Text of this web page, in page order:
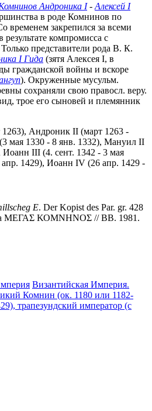
Андроника I- Алексей I
в роде Комнинов по
закрепился за всеми
компромисса с
представители рода В. К.
I Гида (зятя Алексея I, в
гражданской войны и вскоре
). Окруженные мусульм.
сохраняли свою правосл. веру.
трое его сыновей и племянник
Андроник II (март 1263 -
мая 1330 - 8 янв. 1332), Мануил II
III (4. сент. 1342 - 3 мая
1429), Иоанн IV (26 апр. 1429 -
E. Der Kopist des Par. gr. 428
ΜΕΓΑΣ ΚΟΜΝΗΝΟΣ // ВВ. 1981.
Византийская Империя.
Комнин (ок. 1180 или 1182-
трапезундский император (с